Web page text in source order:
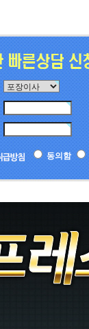
동의함